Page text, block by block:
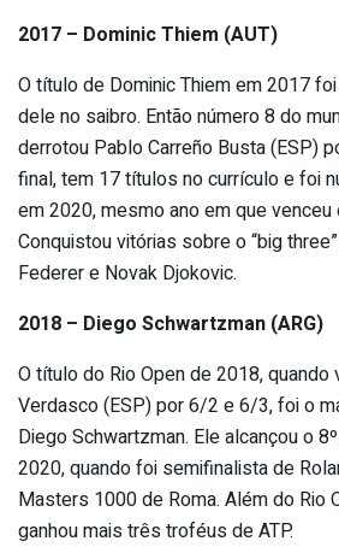
2017 – Dominic Thiem (AUT)
O título de Dominic Thiem em 2017
dele no saibro. Então número 8 do
derrotou Pablo Carreño Busta (ESP)
final, tem 17 títulos no currículo e foi
em 2020, mesmo ano em que venceu
Conquistou vitórias sobre o “big
Federer e Novak Djokovic.
2018 – Diego Schwartzman (ARG)
O título do Rio Open de 2018, quando
Verdasco (ESP) por 6/2 e 6/3, foi o
Diego Schwartzman. Ele alcançou o
2020, quando foi semifinalista de
Masters 1000 de Roma. Além do Rio
ganhou mais três troféus de ATP.